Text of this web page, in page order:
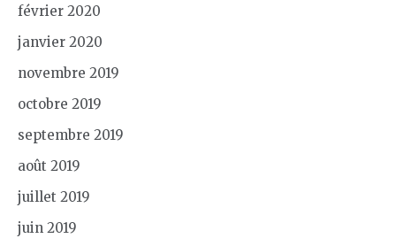
février 2020
janvier 2020
novembre 2019
octobre 2019
septembre 2019
août 2019
juillet 2019
juin 2019